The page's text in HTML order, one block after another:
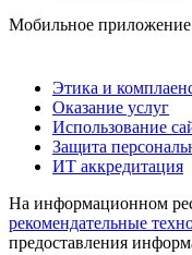
Мобильное приложение
Этика и
Оказание услуг
Использование
Защита
ИТ аккредитация
На информационном
рекомендательные
предоставления